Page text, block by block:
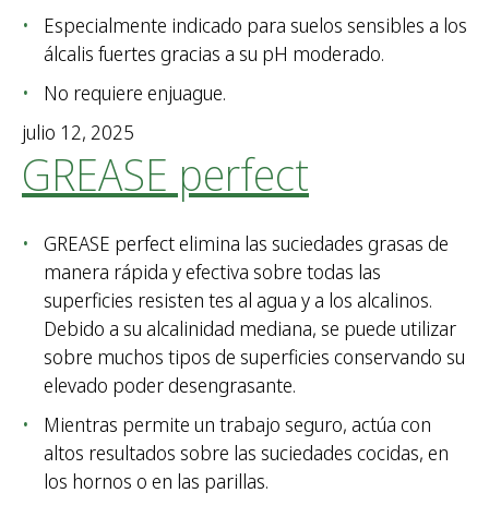
Especialmente indicado para suelos sensibles a los
álcalis fuertes gracias a su pH moderado.
No requiere enjuague.
julio 12, 2025
GREASE perfect
GREASE perfect elimina las suciedades grasas de
manera rápida y efectiva sobre todas las
superficies resisten tes al agua y a los alcalinos.
Debido a su alcalinidad mediana, se puede utilizar
sobre muchos tipos de superficies conservando su
elevado poder desengrasante.
Mientras permite un trabajo seguro, actúa con
altos resultados sobre las suciedades cocidas, en
los hornos o en las parillas.